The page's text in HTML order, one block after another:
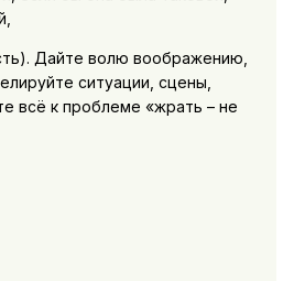
Дайте волю воображению,
ситуации, сцены,
всё к проблеме «жрать – не